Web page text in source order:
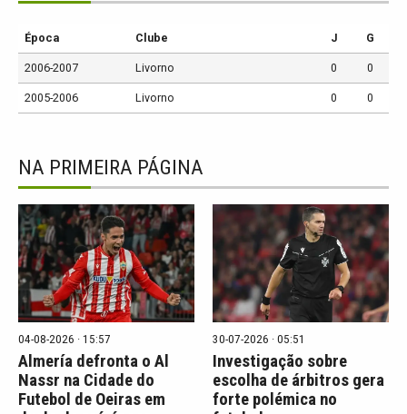
Época Clube J G
2006-2007 Livorno 0 0
2005-2006 Livorno 0 0
NA PRIMEIRA PÁGINA
04-08-2026 · 15:57
Almería defronta o Al
Nassr na Cidade do
Futebol de Oeiras em
30-07-2026 · 05:51
Investigação sobre
escolha de árbitros gera
forte polémica no